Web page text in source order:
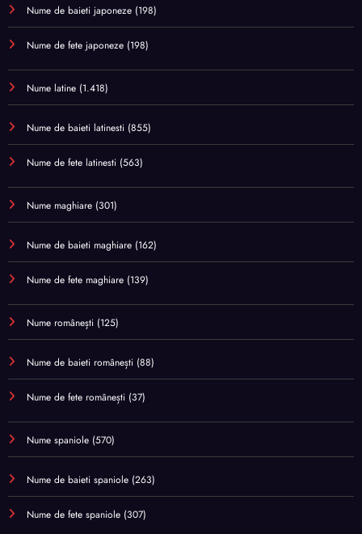
Nume de baieti japoneze (198)
Nume de fete japoneze (198)
Nume latine (1.418)
Nume de baieti latinesti (855)
Nume de fete latinesti (563)
Nume maghiare (301)
Nume de baieti maghiare (162)
Nume de fete maghiare (139)
Nume românești (125)
Nume de baieti românești (88)
Nume de fete românești (37)
Nume spaniole (570)
Nume de baieti spaniole (263)
Nume de fete spaniole (307)